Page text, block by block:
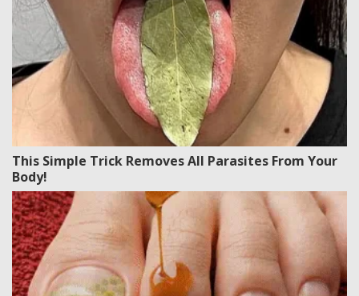
This Simple Trick Removes All Parasites From Your
Body!